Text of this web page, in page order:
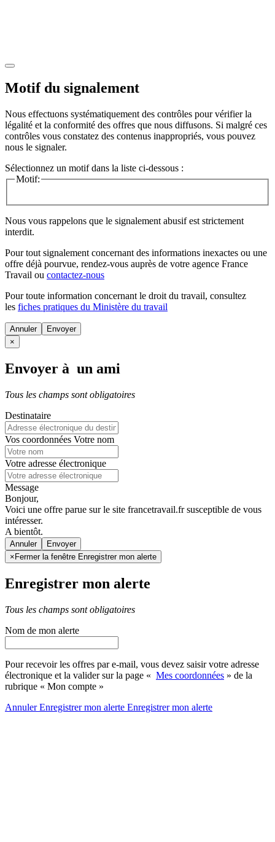
Motif du signalement
Nous effectuons systématiquement des contrôles pour vérifier la
légalité et la conformité des offres que nous diffusons. Si malgré ces
contrôles vous constatez des contenus inappropriés, vous pouvez
nous le signaler.
Sélectionnez un motif dans la liste ci-dessous :
Motif:
Nous vous rappelons que le signalement abusif est strictement
interdit.
Pour tout signalement concernant des informations inexactes ou une
offre déjà pourvue, rendez-vous auprès de votre agence France
Travail ou contactez-nous
Pour toute information concernant le droit du travail, consultez
les fiches pratiques du Ministère du travail
Annuler
×
Envoyer à un ami
Tous les champs sont obligatoires
Destinataire
Vos coordonnées Votre nom
Votre adresse électronique
Message
Bonjour,
Voici une offre parue sur le site francetravail.fr susceptible de vous
intéresser.
A bientôt.
Annuler
× Fermer la fenêtre Enregistrer mon alerte
Enregistrer mon alerte
Tous les champs sont obligatoires
Nom de mon alerte
Pour recevoir les offres par e-mail, vous devez saisir votre adresse
électronique et la valider sur la page « Mes coordonnées » de la
rubrique « Mon compte »
AnnulerEnregistrer mon alerte Enregistrermon alerte